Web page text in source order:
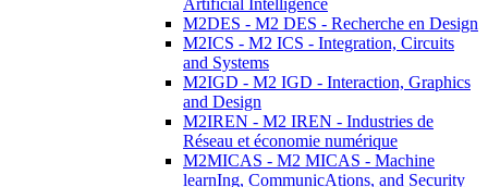
Artificial Intelligence
M2DES - M2 DES - Recherche en Design
M2ICS - M2 ICS - Integration, Circuits
and Systems
M2IGD - M2 IGD - Interaction, Graphics
and Design
M2IREN - M2 IREN - Industries de
Réseau et économie numérique
M2MICAS - M2 MICAS - Machine
learnIng, CommunicAtions, and Security